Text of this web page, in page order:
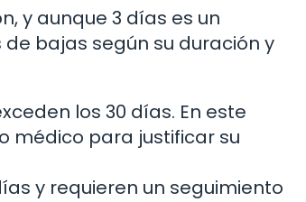
y aunque 3 días es un
bajas según su duración y
los 30 días. En este
médico para justificar su
y requieren un seguimiento